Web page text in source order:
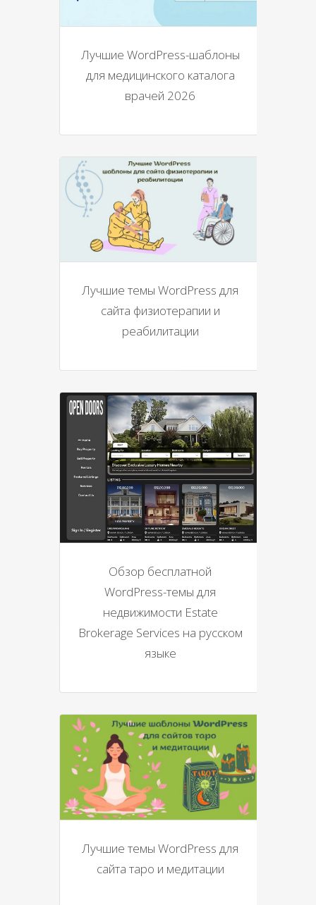
Лучшие WordPress-шаблоны
для медицинского каталога
врачей 2026
Лучшие темы WordPress для
сайта физиотерапии и
реабилитации
Обзор бесплатной
WordPress-темы для
недвижимости Estate
Brokerage Services на русском
языке
Лучшие темы WordPress для
сайта таро и медитации